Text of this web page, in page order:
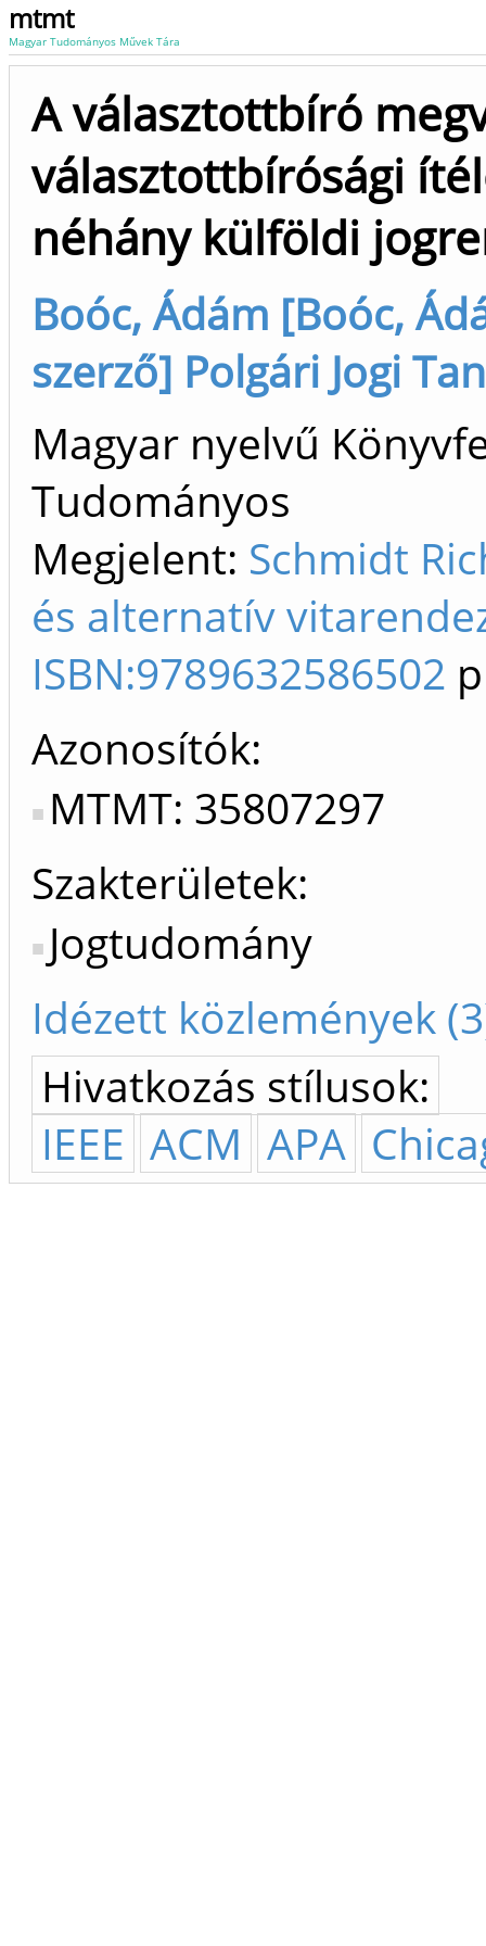
mtmt
Magyar Tudományos Művek Tára
A választottbíró
választottbírósági
néhány külföldi
Boóc, Ádám [Boóc,
szerző] Polgári Jogi
Magyar nyelvű
Tudományos
Megjelent: Schmidt
és alternatív
ISBN:9789632586502
Azonosítók
MTMT: 35807297
Szakterületek:
Jogtudomány
Idézett közlemények
Hivatkozás stílusok:
IEEE ACM APA